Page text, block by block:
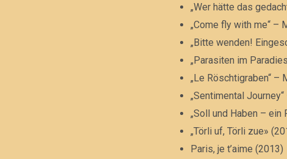
„Wer hätte das
„Come fly with me“ –
„Bitte wenden!
„Parasiten im
„Le Röschtigraben“ –
„Sentimental
„Soll und Haben –
„Törli uf, Törli zue»
Paris, je t’aime (2013)